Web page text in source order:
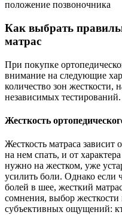
Как выбрать
матрас
При покупке
внимание на следующие
количество зон жесткости,
независимых тестирований.
Жесткость
Жесткость матраса зависит
на нем спать, и от
нужно на жестком, уже
усилить боли. Однако если
болей в шее, жесткий
сомнения, выбор жесткости
субъективных ощущений: